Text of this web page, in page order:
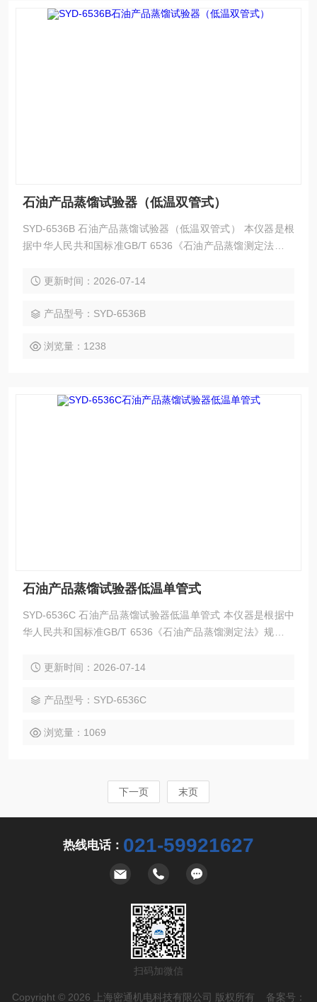
石油产品蒸馏试验器（低温双管式）
SYD-6536B 石油产品蒸馏试验器（低温双管式） 本仪器是根
据中华人民共和国标准GB/T 6536《石油产品蒸馏测定法》规
空汽油、喷汽燃料、特殊沸点的溶剂、石脑油、柴油、馏分燃
更新时间：2026-07-14
产品型号：SYD-6536B
浏览量：1238
石油产品蒸馏试验器低温单管式
SYD-6536C 石油产品蒸馏试验器低温单管式 本仪器是根据中
华人民共和国标准GB/T 6536《石油产品蒸馏测定法》规定的
油、喷汽燃料、特殊沸点的溶剂、石脑油、柴油、馏分燃料和
式的石油产品蒸馏试验器，是一种理想的石油产品低温蒸馏试
更新时间：2026-07-14
产品型号：SYD-6536C
浏览量：1069
下一页 末页
热线电话： 021-59921627
扫码加微信
Copyright © 2026 上海密通机电科技有限公司 版权所有 备案号：